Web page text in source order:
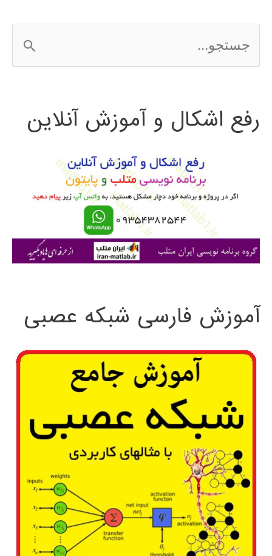
س
ج
ی
رفع اشکال و آموزش آنلاین
آموزش فارسی شبکه عصبی